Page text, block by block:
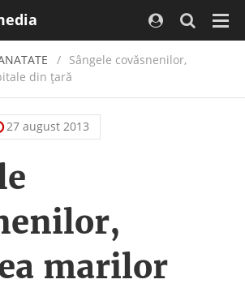
Sângele covăsnenilor,
din țară
27 august 2013
marilor